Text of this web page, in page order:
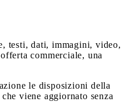
testi, dati, immagini, video,
commerciale, una
le disposizioni della
viene aggiornato senza